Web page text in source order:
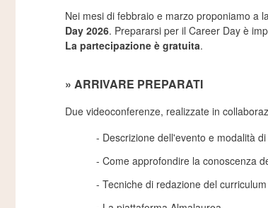
Nei mesi di febbraio e marzo proponiamo a
Day 2026. Prepararsi per il Career Day è
La partecipazione è gratuita.
» ARRIVARE PREPARATI
Due videoconferenze, realizzate in
- Descrizione dell'evento e modalità
- Come approfondire la conoscenza
- Tecniche di redazione del